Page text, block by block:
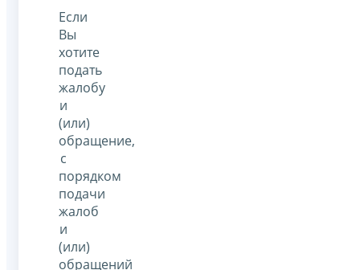
Если
Вы
хотите
подать
жалобу
и
(или)
обращение,
с
порядком
подачи
жалоб
и
(или)
обращений